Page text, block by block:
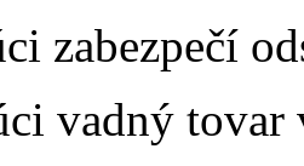
zabezpečí
vadný tovar